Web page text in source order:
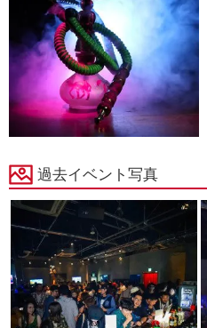
過去イベント写真